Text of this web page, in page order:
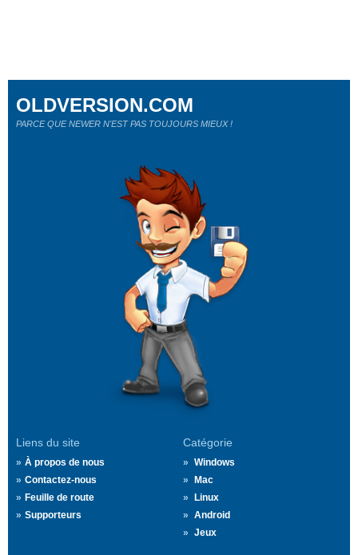
Liens du site
À propos de nous
Contactez-nous
Feuille de route
Supporteurs
Catégorie
Windows
Mac
Linux
Android
Jeux
OLDVERSION.COM
PARCE QUE NEWER N'EST PAS TOUJOURS MIEUX !